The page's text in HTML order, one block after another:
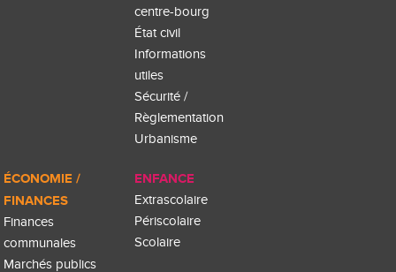
centre-bourg
État civil
Informations
utiles
Sécurité /
Règlementation
Urbanisme
ÉCONOMIE /
FINANCES
Finances
communales
Marchés publics
ENFANCE
Extrascolaire
Périscolaire
Scolaire